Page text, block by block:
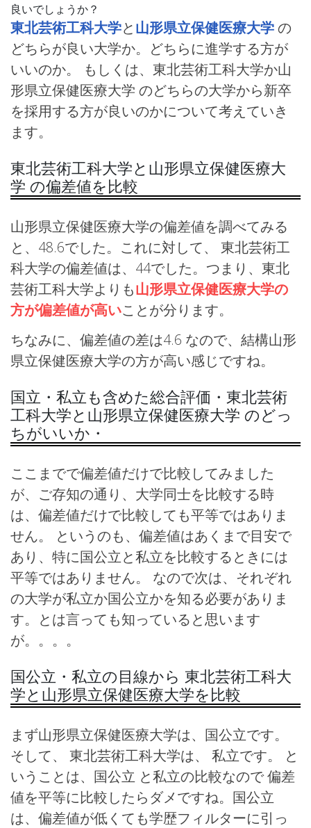
良いでしょうか？
東北芸術工科大学と山形県立保健医療大学の
どちらが良い大学か。どちらに進学する方が
いいのか。 もしくは、東北芸術工科大学か山
形県立保健医療大学 のどちらの大学から新卒
を採用する方が良いのかについて考えていき
ます。
東北芸術工科大学と山形県立保健医療大
学 の偏差値を比較
山形県立保健医療大学の偏差値を調べてみる
と、48.6でした。これに対して、 東北芸術工
科大学の偏差値は、44でした。つまり、東北
芸術工科大学よりも山形県立保健医療大学の
方が偏差値が高いことが分ります。
ちなみに、偏差値の差は4.6 なので、結構山形
県立保健医療大学の方が高い感じですね。
国立・私立も含めた総合評価・東北芸術
工科大学と山形県立保健医療大学 のどっ
ちがいいか・
ここまでで偏差値だけで比較してみました
が、ご存知の通り、大学同士を比較する時
は、偏差値だけで比較しても平等ではありま
せん。 というのも、偏差値はあくまで目安で
あり、特に国公立と私立を比較するときには
平等ではありません。 なので次は、それぞれ
の大学が私立か国公立かを知る必要がありま
す。とは言っても知っていると思います
が。。。。
国公立・私立の目線から 東北芸術工科大
学と山形県立保健医療大学を比較
まず山形県立保健医療大学は、国公立です。
そして、 東北芸術工科大学は、 私立です。 と
いうことは、国公立 と私立の比較なので 偏差
値を平等に比較したらダメですね。国公立
は、偏差値が低くても学歴フィルターに引っ